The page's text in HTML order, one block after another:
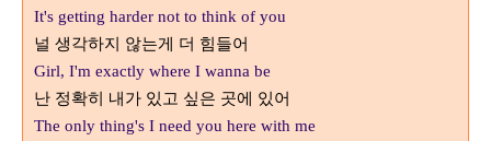
It's getting harder not to think of you
널 생각하지 않는게 더 힘들어
Girl, I'm exactly where I wanna be
난 정확히 내가 있고 싶은 곳에 있어
The only thing's I need you here with me